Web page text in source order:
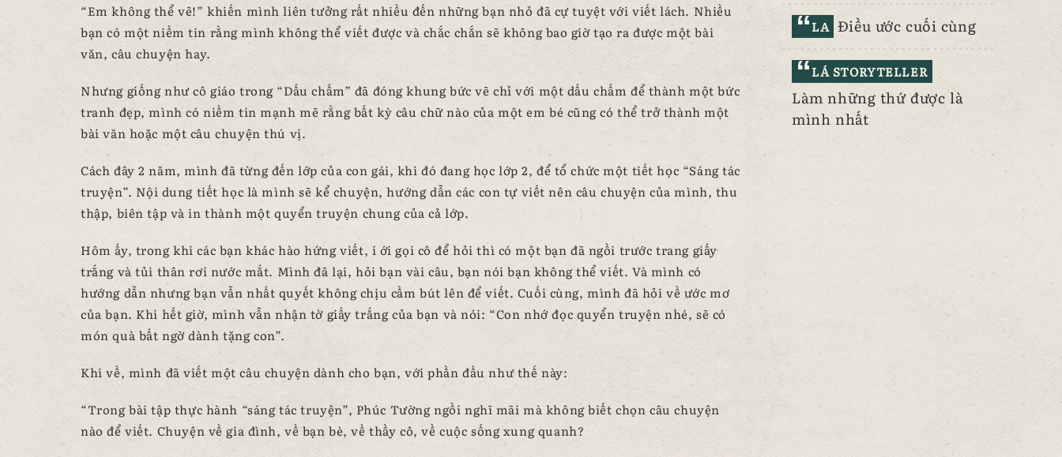
LA Điều ước cuối cùng
LÁ STORYTELLER
Làm những thứ được là
mình nhất
“Em không thể vẽ!” khiến mình liên tưởng rất nhiều đến những bạn nhỏ đã cự tuyệt với viết lách. Nhiều
bạn có một niềm tin rằng mình không thể viết được và chắc chắn sẽ không bao giờ tạo ra được một bài
văn, câu chuyện hay.
Nhưng giống như cô giáo trong “Dấu chấm” đã đóng khung bức vẽ chỉ với một dấu chấm để thành một bức
tranh đẹp, mình có niềm tin mạnh mẽ rằng bất kỳ câu chữ nào của một em bé cũng có thể trở thành một
bài văn hoặc một câu chuyện thú vị.
Cách đây 2 năm, mình đã từng đến lớp của con gái, khi đó đang học lớp 2, để tổ chức một tiết học “Sáng tác
truyện”. Nội dung tiết học là mình sẽ kể chuyện, hướng dẫn các con tự viết nên câu chuyện của mình, thu
thập, biên tập và in thành một quyển truyện chung của cả lớp.
Hôm ấy, trong khi các bạn khác hào hứng viết, í ới gọi cô để hỏi thì có một bạn đã ngồi trước trang giấy
trắng và tủi thân rơi nước mắt. Mình đã lại, hỏi bạn vài câu, bạn nói bạn không thể viết. Và mình có
hướng dẫn nhưng bạn vẫn nhất quyết không chịu cầm bút lên để viết. Cuối cùng, mình đã hỏi về ước mơ
của bạn. Khi hết giờ, mình vẫn nhận tờ giấy trắng của bạn và nói: “Con nhớ đọc quyển truyện nhé, sẽ có
món quà bất ngờ dành tặng con”.
Khi về, mình đã viết một câu chuyện dành cho bạn, với phần đầu như thế này:
“Trong bài tập thực hành “sáng tác truyện”, Phúc Tường ngồi nghĩ mãi mà không biết chọn câu chuyện
nào để viết. Chuyện về gia đình, về bạn bè, về thầy cô, về cuộc sống xung quanh?